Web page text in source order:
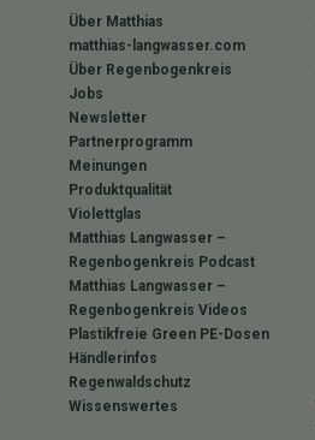
Über Matthias
matthias-langwasser.com
Über Regenbogenkreis
Jobs
Newsletter
Partnerprogramm
Meinungen
Produktqualität
Violettglas
Matthias Langwasser –
Regenbogenkreis Podcast
Matthias Langwasser –
Regenbogenkreis Videos
Plastikfreie Green PE-Dosen
Händlerinfos
Regenwaldschutz
Wissenswertes